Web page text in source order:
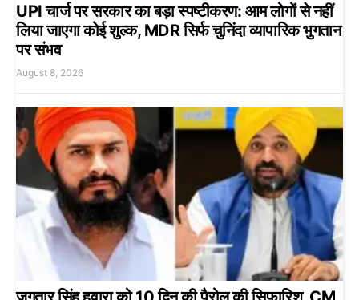
UPI चार्ज पर सरकार का बड़ा स्पष्टीकरण: आम लोगों से नहीं
लिया जाएगा कोई शुल्क, MDR सिर्फ चुनिंदा व्यापारिक भुगतान
पर संभव
August 8, 2026